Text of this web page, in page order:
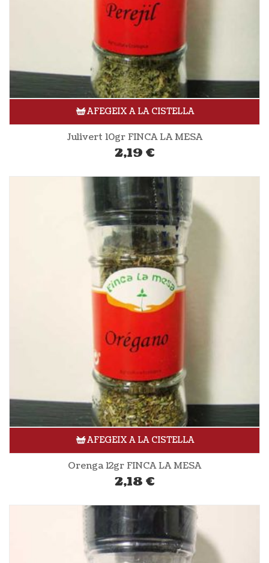
AFEGEIX A LA CISTELLA
Julivert 10gr FINCA LA MESA
2,19 €
AFEGEIX A LA CISTELLA
Orenga 12gr FINCA LA MESA
2,18 €